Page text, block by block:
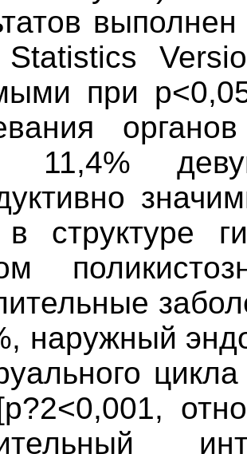
при
11,4%
структуре
наружный